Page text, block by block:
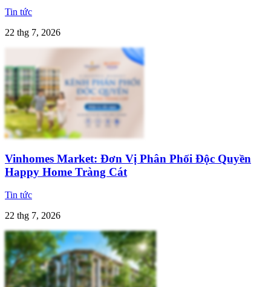
Tin tức
22 thg 7, 2026
Vinhomes Market: Đơn Vị Phân Phối Độc Quyền
Happy Home Tràng Cát
Tin tức
22 thg 7, 2026